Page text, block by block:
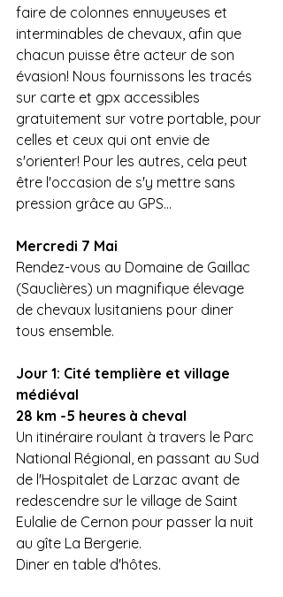
faire de colonnes ennuyeuses et
interminables de chevaux, afin que
chacun puisse être acteur de son
évasion! Nous fournissons les tracés
sur carte et gpx accessibles
gratuitement sur votre portable, pour
celles et ceux qui ont envie de
s'orienter! Pour les autres, cela peut
être l'occasion de s'y mettre sans
pression grâce au GPS...
Mercredi 7 Mai
Rendez-vous au Domaine de Gaillac
(Sauclières) un magnifique élevage
de chevaux lusitaniens pour diner
tous ensemble.
Jour 1: Cité templière et village
médiéval
28 km -5 heures à cheval
Un itinéraire roulant à travers le Parc
National Régional, en passant au Sud
de l'Hospitalet de Larzac avant de
redescendre sur le village de Saint
Eulalie de Cernon pour passer la nuit
au gîte La Bergerie.
Diner en table d'hôtes.